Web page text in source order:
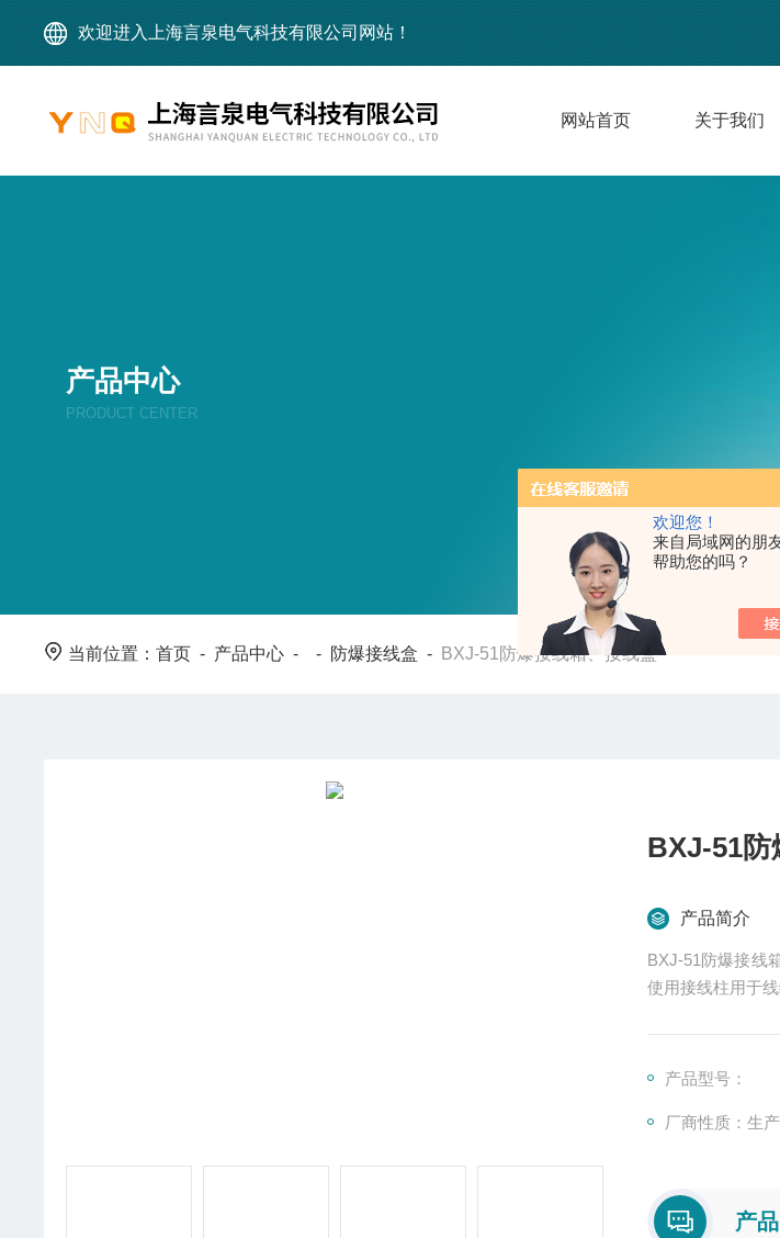
欢迎您！
来自局域网的朋
帮助您的吗？
欢迎进入上海言泉电气科技有限公司网站！
网站首页 关于我们
产品中心
PRODUCT CENTER
当前位置：首页 - 产品中心 - - 防爆接线盒 - BXJ-51防爆接线箱、接线盒
BXJ-51防
产品简介
BXJ-51防爆接线
使用接线柱用于线
产品型号：
厂商性质：生
产